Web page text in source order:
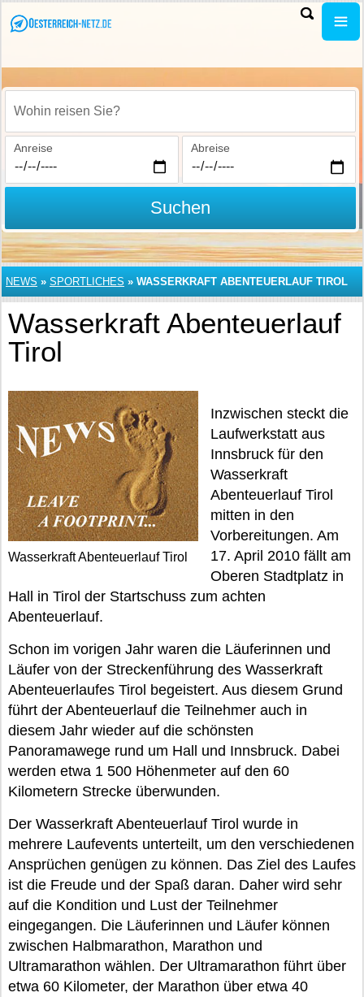
Wohin reisen Sie?
Anreise Abreise
Suchen
NEWS » SPORTLICHES » WASSERKRAFT ABENTEUERLAUF TIROL
Wasserkraft Abenteuerlauf
Tirol
Wasserkraft Abenteuerlauf Tirol
Inzwischen steckt die
Laufwerkstatt aus
Innsbruck für den
Wasserkraft
Abenteuerlauf Tirol
mitten in den
Vorbereitungen. Am
17. April 2010 fällt am
Oberen Stadtplatz in
Hall in Tirol der Startschuss zum achten
Abenteuerlauf.
Schon im vorigen Jahr waren die Läuferinnen und
Läufer von der Streckenführung des Wasserkraft
Abenteuerlaufes Tirol begeistert. Aus diesem Grund
führt der Abenteuerlauf die Teilnehmer auch in
diesem Jahr wieder auf die schönsten
Panoramawege rund um Hall und Innsbruck. Dabei
werden etwa 1 500 Höhenmeter auf den 60
Kilometern Strecke überwunden.
Der Wasserkraft Abenteuerlauf Tirol wurde in
mehrere Laufevents unterteilt, um den verschiedenen
Ansprüchen genügen zu können. Das Ziel des Laufes
ist die Freude und der Spaß daran. Daher wird sehr
auf die Kondition und Lust der Teilnehmer
eingegangen. Die Läuferinnen und Läufer können
zwischen Halbmarathon, Marathon und
Ultramarathon wählen. Der Ultramarathon führt über
etwa 60 Kilometer, der Marathon über etwa 40